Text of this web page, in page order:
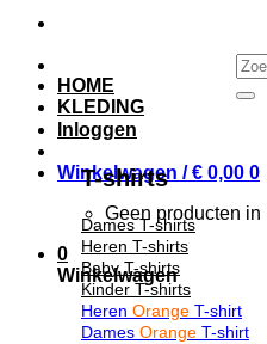
Inloggen
Winkelwagen /€ 0,00 0
Geen producten
0
Winkelwagen
HOME
KLEDING
T-shirts
Dames T-shirts
Heren T-shirts
Baby T-shirts
Kinder T-shirts
Heren Orange T-shirt
Dames Orange T-shirt